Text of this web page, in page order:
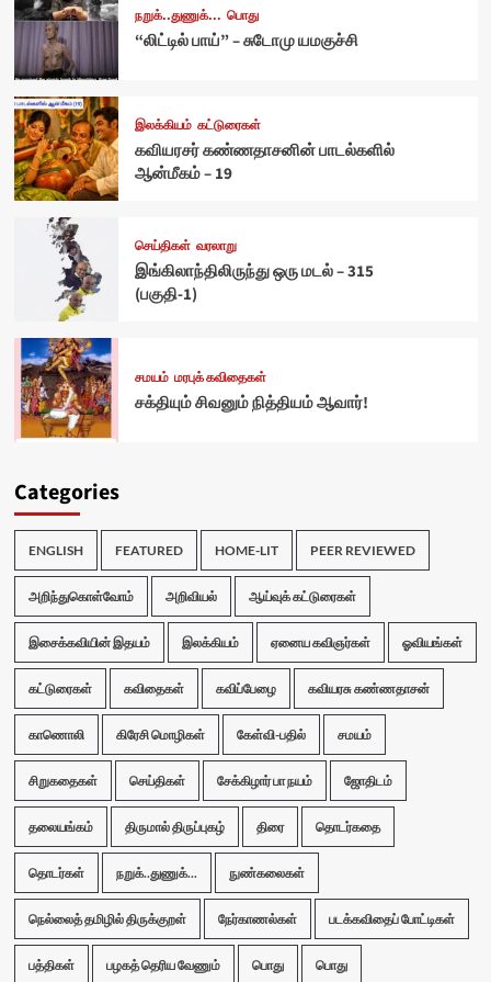
நறுக்..துணுக்... பொது
“லிட்டில் பாய்” – சுடோமு யமகுச்சி
இலக்கியம் கட்டுரைகள்
கவியரசர் கண்ணதாசனின் பாடல்களில்
ஆன்மீகம் – 19
செய்திகள் வரலாறு
இங்கிலாந்திலிருந்து ஒரு மடல் – 315
(பகுதி-1)
சமயம் மரபுக் கவிதைகள்
சக்தியும் சிவனும் நித்தியம் ஆவார்!
Categories
ENGLISH FEATURED HOME-LIT PEER REVIEWED
அறிந்துகொள்வோம் அறிவியல் ஆய்வுக் கட்டுரைகள்
இசைக்கவியின் இதயம் இலக்கியம் ஏனைய கவிஞர்கள் ஓவியங்கள்
கட்டுரைகள் கவிதைகள் கவிப்பேழை கவியரசு கண்ணதாசன்
காணொலி கிரேசி மொழிகள் கேள்வி-பதில் சமயம்
சிறுகதைகள் செய்திகள் சேக்கிழார் பா நயம் ஜோதிடம்
தலையங்கம் திருமால் திருப்புகழ் திரை தொடர்கதை
தொடர்கள் நறுக்..துணுக்... நுண்கலைகள்
நெல்லைத் தமிழில் திருக்குறள் நேர்காணல்கள் படக்கவிதைப் போட்டிகள்
பத்திகள் பழகத் தெரிய வேணும் பொது பொது